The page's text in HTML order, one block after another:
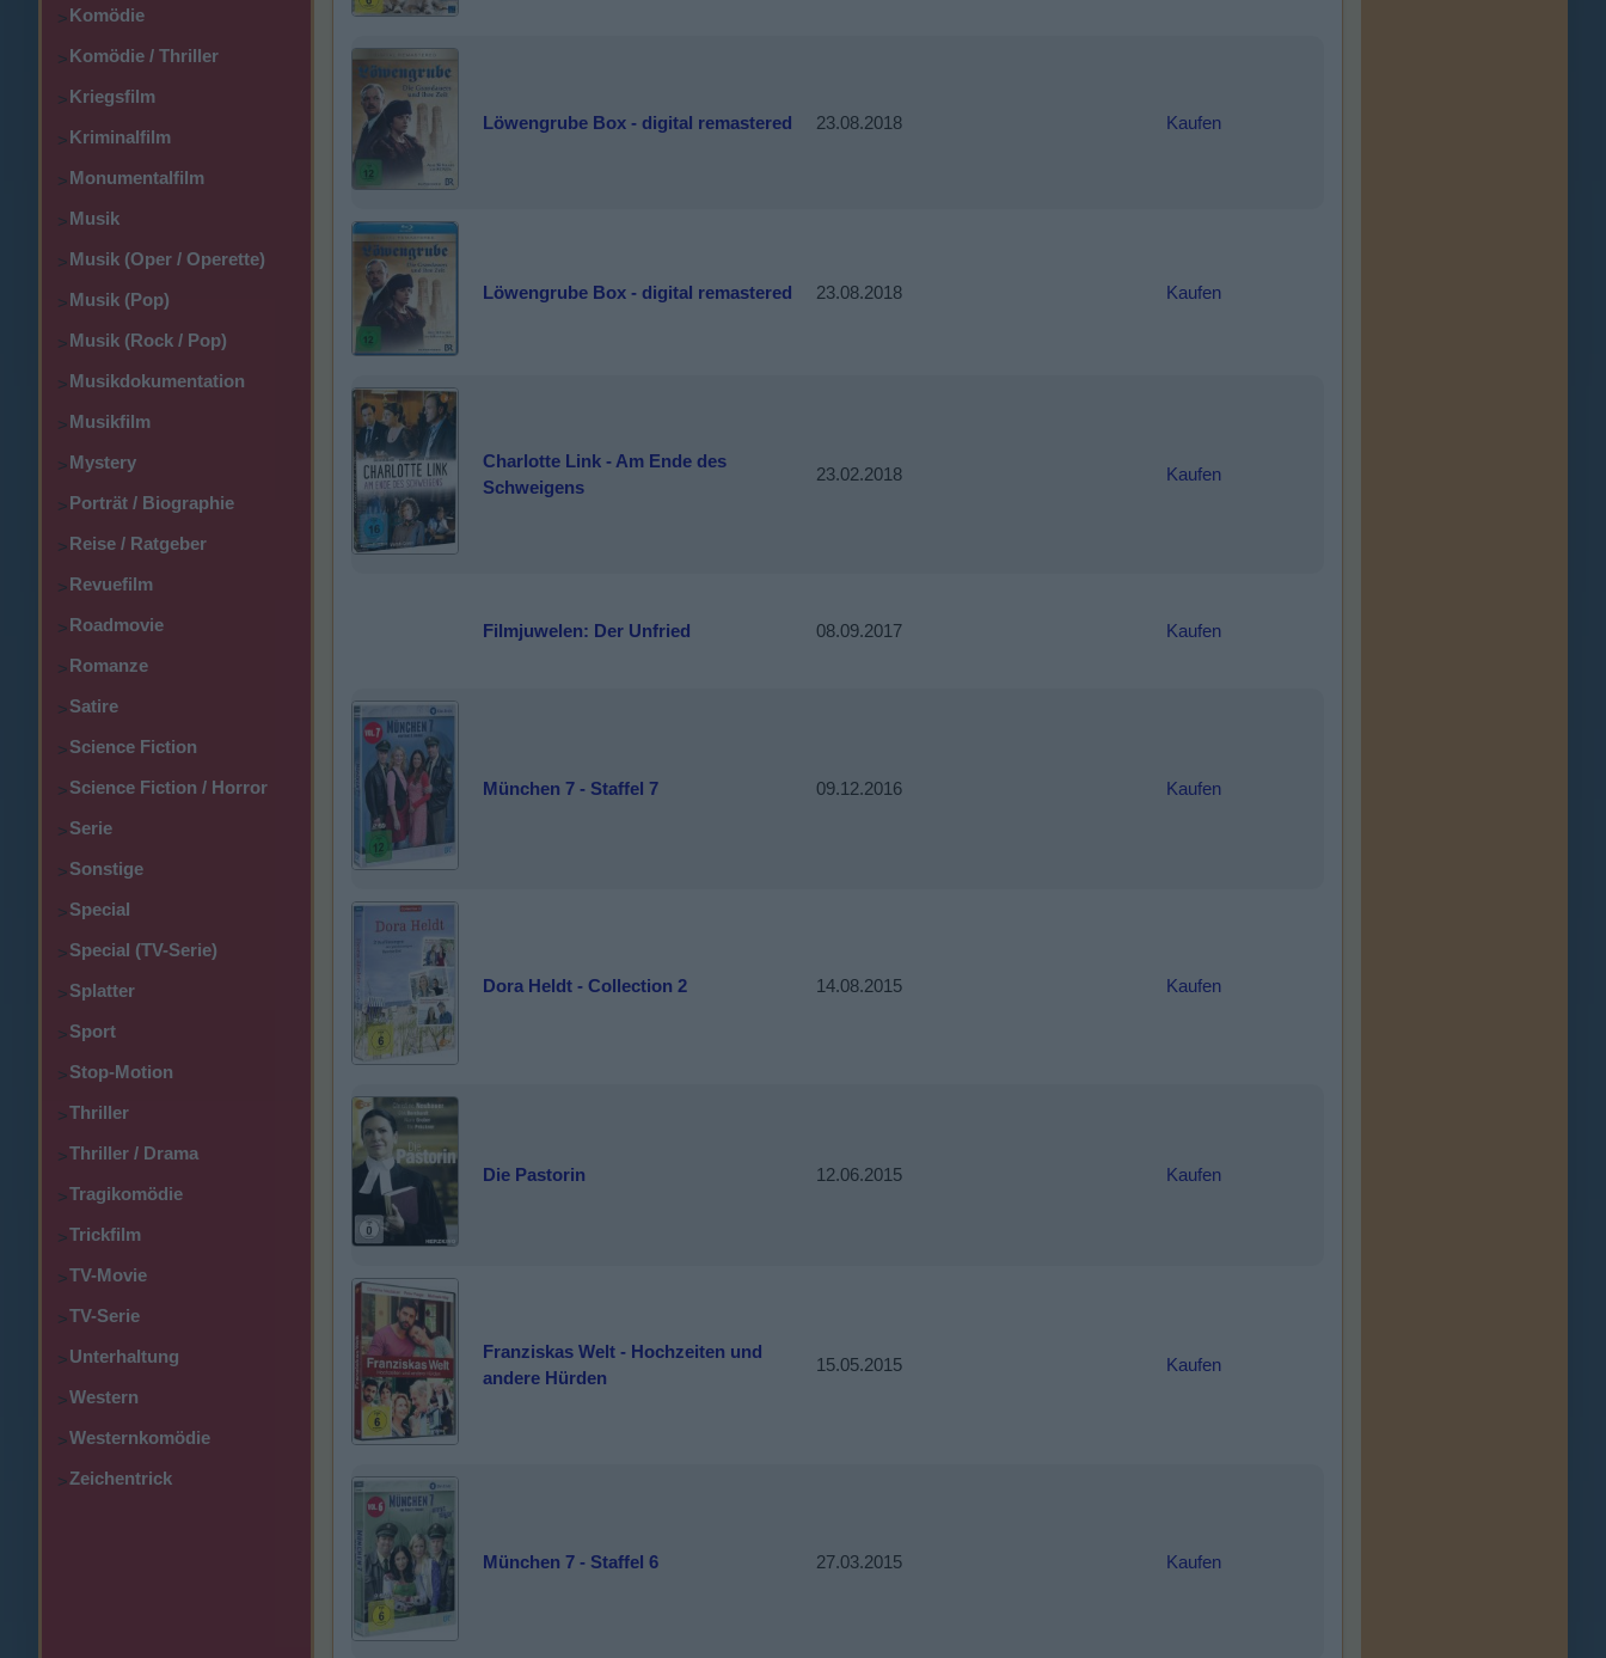
>Komödie
>Komödie / Thriller
>Kriegsfilm
>Kriminalfilm
>Monumentalfilm
>Musik
>Musik (Oper / Operette)
>Musik (Pop)
>Musik (Rock / Pop)
>Musikdokumentation
>Musikfilm
>Mystery
>Porträt / Biographie
>Reise / Ratgeber
>Revuefilm
>Roadmovie
>Romanze
>Satire
>Science Fiction
>Science Fiction / Horror
>Serie
>Sonstige
>Special
>Special (TV-Serie)
>Splatter
>Sport
>Stop-Motion
>Thriller
>Thriller / Drama
>Tragikomödie
>Trickfilm
>TV-Movie
>TV-Serie
>Unterhaltung
>Western
>Westernkomödie
>Zeichentrick
Löwengrube Box - digital remastered 23.08.2018 Kaufen
Löwengrube Box - digital remastered 23.08.2018 Kaufen
Charlotte Link - Am Ende des
Schweigens
23.02.2018 Kaufen
Filmjuwelen: Der Unfried 08.09.2017 Kaufen
München 7 - Staffel 7 09.12.2016 Kaufen
Dora Heldt - Collection 2 14.08.2015 Kaufen
Die Pastorin 12.06.2015 Kaufen
Franziskas Welt - Hochzeiten und
andere Hürden
15.05.2015 Kaufen
München 7 - Staffel 6 27.03.2015 Kaufen